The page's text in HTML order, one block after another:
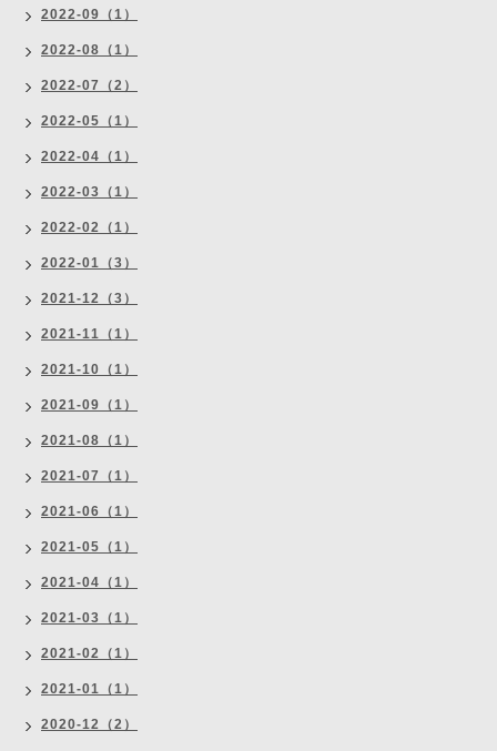
2022-09（1）
2022-08（1）
2022-07（2）
2022-05（1）
2022-04（1）
2022-03（1）
2022-02（1）
2022-01（3）
2021-12（3）
2021-11（1）
2021-10（1）
2021-09（1）
2021-08（1）
2021-07（1）
2021-06（1）
2021-05（1）
2021-04（1）
2021-03（1）
2021-02（1）
2021-01（1）
2020-12（2）